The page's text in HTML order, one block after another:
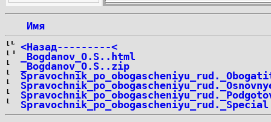
Имя
<Назад---------<
_Bogdanov_O.S..html
_Bogdanov_O.S..zip